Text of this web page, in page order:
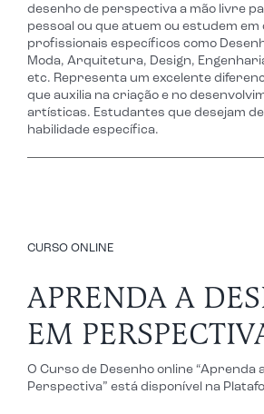
desenho de perspectiva a mão livre
pessoal ou que atuem ou estudem em
profissionais específicos como
Moda, Arquitetura, Design,
etc. Representa um excelente
que auxilia na criação e no
artísticas. Estudantes que desejam
habilidade específica.
CURSO ONLINE
APRENDA A
EM
O Curso de Desenho online “Aprenda
Perspectiva” está disponível na